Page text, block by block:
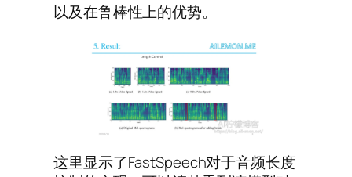
以及在鲁棒性上的优势。
这里显示了FastSpeech对于音频长度